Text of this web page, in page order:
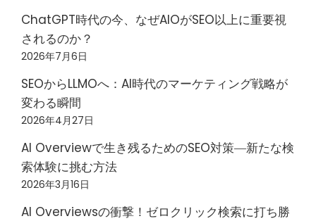
ChatGPT時代の今、なぜAIOがSEO以上に重要視
されるのか？
2026年7月6日
SEOからLLMOへ：AI時代のマーケティング戦略が
変わる瞬間
2026年4月27日
AI Overviewで生き残るためのSEO対策―新たな検
索体験に挑む方法
2026年3月16日
AI Overviewsの衝撃！ゼロクリック検索に打ち勝